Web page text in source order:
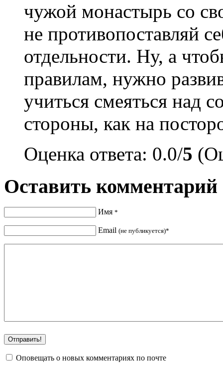
чужой монастырь со
не противопоставляй
отдельности. Ну, а
правилам, нужно
учиться смеяться над
стороны, как на
Оценка ответа: 0.0/5
Оставить комментарий
Имя *
Email (не публикуется)*
Оповещать о новых комментариях по почте